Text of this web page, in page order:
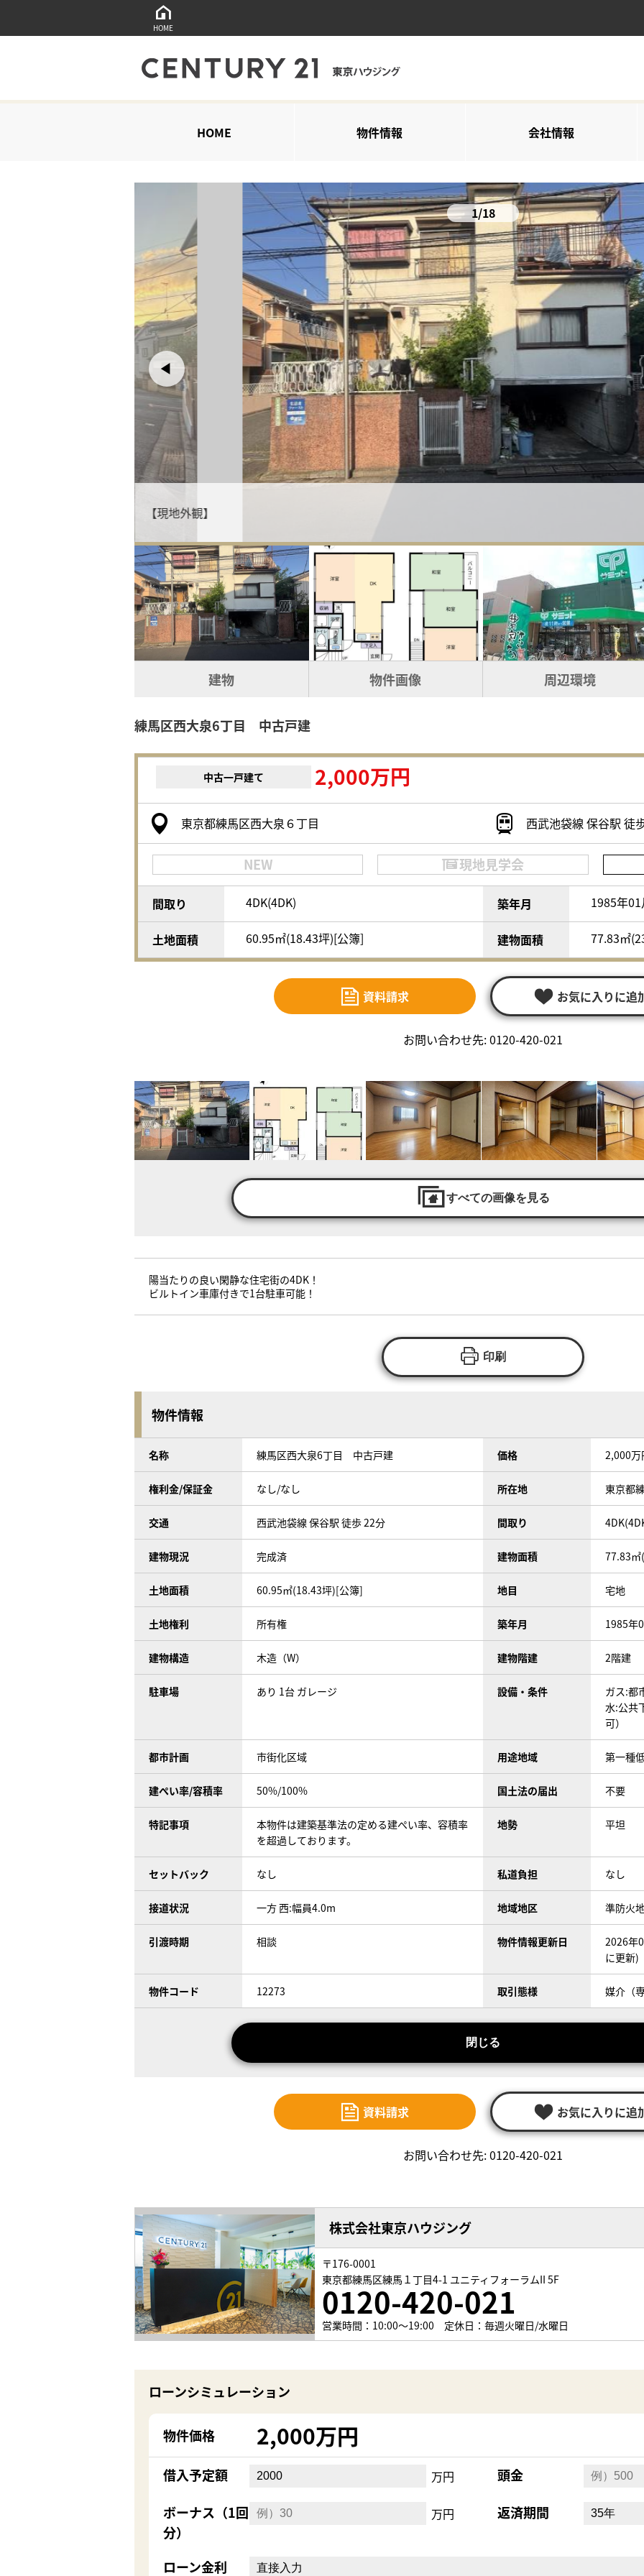
HOME
HOME 物件情報 会社情報
【現地外観】
1/18
建物 物件画像 周辺環境
練馬区西大泉6丁目 中古戸建
中古一戸建て 2,000万円
東京都練馬区西大泉６丁目 西武池袋線 保谷駅 徒
NEW 現地見学会
間取り 4DK(4DK) 築年月 1985年
土地面積 60.95㎡(18.43坪)[公簿] 建物面積 77.83㎡
資料請求 お気に入りに追
お問い合わせ先: 0120-420-021
すべての画像を見る
陽当たりの良い閑静な住宅街の4DK！
ビルトイン車庫付きで1台駐車可能！
印刷
物件情報
名称 練馬区西大泉6丁目 中古戸建 価格 2,000
権利金/保証金 なし/なし 所在地 東京都
交通 西武池袋線 保谷駅 徒歩 22分 間取り
建物現況 完成済 建物面積 77.83
土地面積 60.95㎡(18.43坪)[公簿] 地目 宅地
土地権利 所有権 築年月 1985年
建物構造 木造（W） 建物階建 2階建
駐車場 あり 1台 ガレージ 設備・条件
ガス:都
水:公共
可）
都市計画 市街化区域 用途地域 第一種
建ぺい率/容積率 50%/100% 国土法の届出 不要
特記事項
本物件は建築基準法の定める建ぺい率、容積率
を超過しております。
地勢 平坦
セットバック なし 私道負担 なし
接道状況 一方 西:幅員4.0m 地域地区 準防火
引渡時期 相談 物件情報更新日
2026年
に更新)
物件コード 12273 取引態様 媒介（
閉じる
資料請求 お気に入りに追
お問い合わせ先: 0120-420-021
株式会社東京ハウジング
〒176-0001
東京都練馬区練馬１丁目4-1 ユニティフォーラムII 5F
0120-420-021
営業時間：10:00～19:00 定休日：毎週火曜日/水曜日
ローンシミュレーション
物件価格 2,000万円
借入予定額 万円
頭金
ボーナス（1回
分）
万円 返済期間
ローン金利